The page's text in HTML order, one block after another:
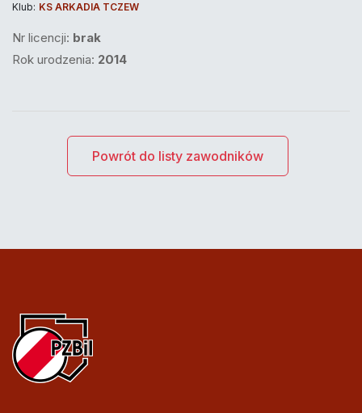
Klub: KS ARKADIA TCZEW
Nr licencji: brak
Rok urodzenia: 2014
Powrót do listy zawodników